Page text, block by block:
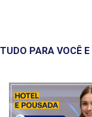
TUDO PARA VOCÊ